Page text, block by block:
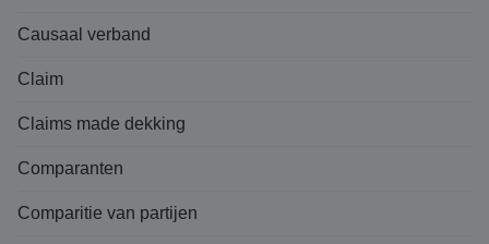
Causaal verband
Claim
Claims made dekking
Comparanten
Comparitie van partijen